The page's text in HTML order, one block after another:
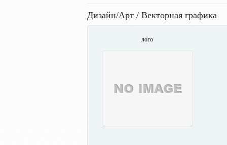
Дизайн/Арт / Векторная графика
лого